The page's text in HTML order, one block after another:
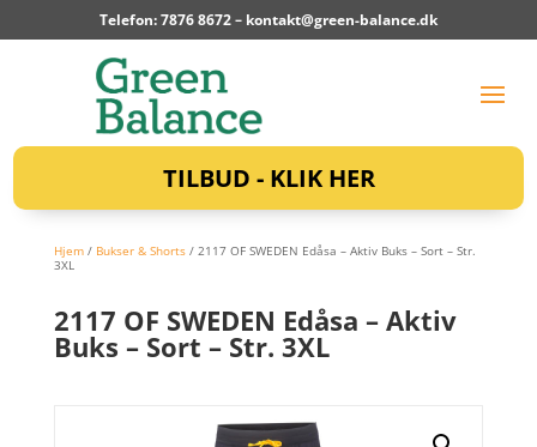
Telefon: 7876 8672 – kontakt@green-balance.dk
TILBUD - KLIK HER
Hjem/ Bukser & Shorts/ 2117 OF SWEDEN Edåsa – Aktiv Buks – Sort – Str.
3XL
2117 OF SWEDEN Edåsa – Aktiv
Buks – Sort – Str. 3XL